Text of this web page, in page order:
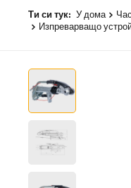
Ти си тук: У дома
Изпреварващо